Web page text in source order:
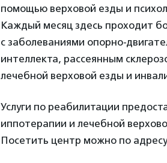
помощью верховой езды и
Каждый месяц здесь проходит
с заболеваниями опорно-
интеллекта, рассеянным
лечебной верховой езды и
Услуги по реабилитации
иппотерапии и лечебной
Посетить центр можно по